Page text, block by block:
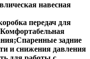
высокой
навесная
передач для
задние